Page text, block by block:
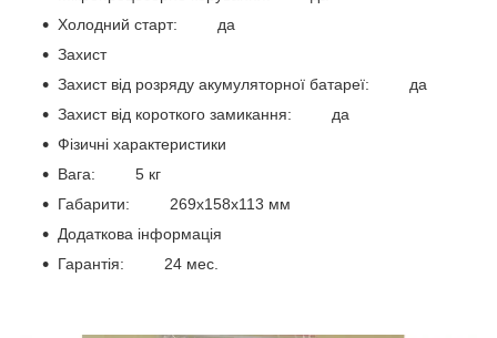
Холодний старт: да
Захист
Захист від розряду акумуляторної батареї: да
Захист від короткого замикання: да
Фізичні характеристики
Вага: 5 кг
Габарити: 269x158x113 мм
Додаткова інформація
Гарантія: 24 мес.